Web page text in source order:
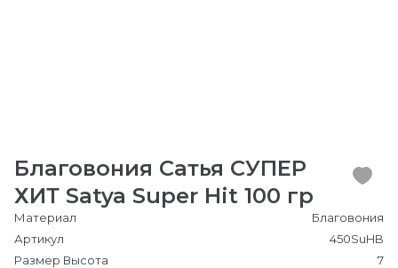
Благовония Сатья СУПЕР
ХИТ Satya Super Hit 100 гр
Материал
Благовония
Артикул
450SuHB
Размер Высота
7